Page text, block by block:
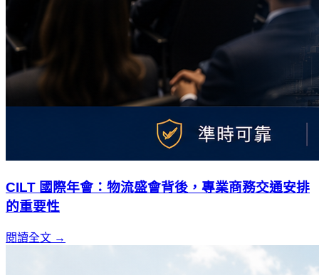
CILT 國際年會：物流盛會背後，專業商務交通安排
的重要性
閱讀全文 →